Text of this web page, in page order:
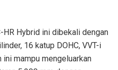
HR Hybrid ini dibekali dengan
16 katup DOHC, VVT-i
mampu mengeluarkan